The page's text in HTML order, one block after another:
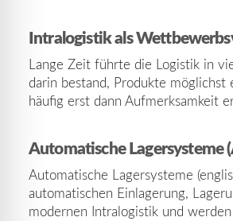
Intralogistik als
Lange Zeit führte die Logistik in
darin bestand, Produkte
häufig erst dann Aufmerksamkeit
Automatische
Automatische Lagersysteme
automatischen Einlagerung,
modernen Intralogistik und